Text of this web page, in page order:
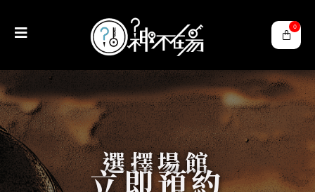
0
選擇場館
立即預約